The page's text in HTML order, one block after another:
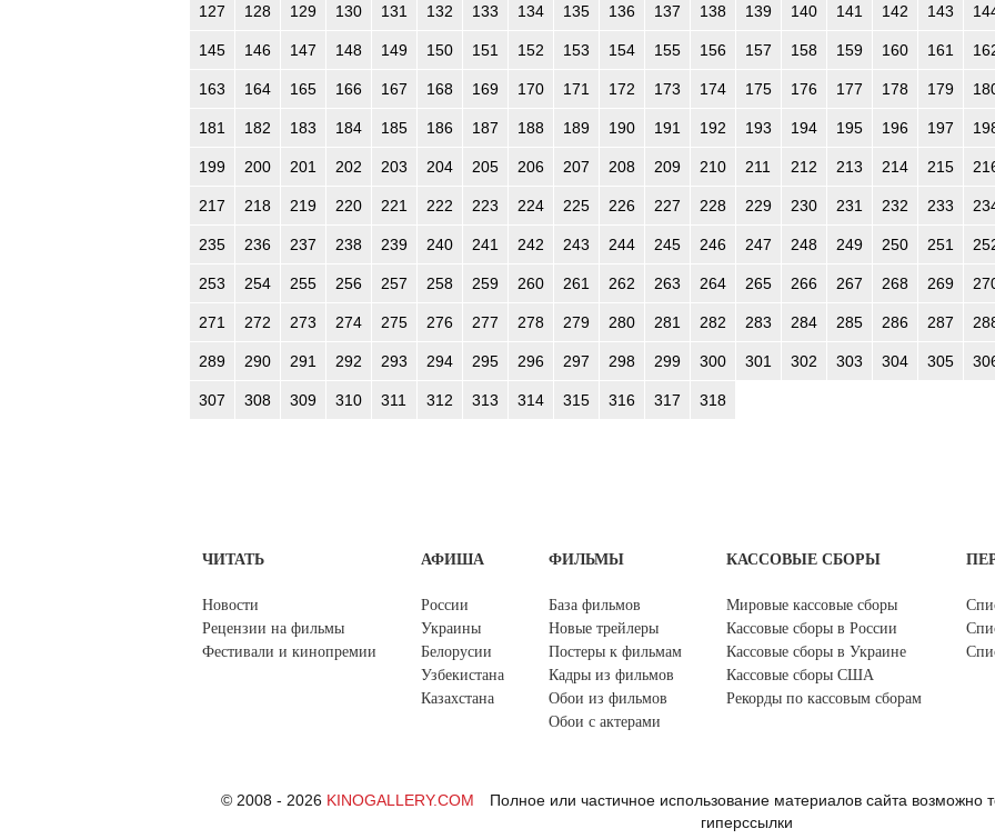
127 128 129 130 131 132 133 134 135 136 137 138 139 140 141 142 143
145 146 147 148 149 150 151 152 153 154 155 156 157 158 159 160 161
163 164 165 166 167 168 169 170 171 172 173 174 175 176 177 178 179
181 182 183 184 185 186 187 188 189 190 191 192 193 194 195 196 197
199 200 201 202 203 204 205 206 207 208 209 210 211 212 213 214 215
217 218 219 220 221 222 223 224 225 226 227 228 229 230 231 232 233
235 236 237 238 239 240 241 242 243 244 245 246 247 248 249 250 251
253 254 255 256 257 258 259 260 261 262 263 264 265 266 267 268 269
271 272 273 274 275 276 277 278 279 280 281 282 283 284 285 286 287
289 290 291 292 293 294 295 296 297 298 299 300 301 302 303 304 305
307 308 309 310 311 312 313 314 315 316 317 318
ЧИТАТЬ
Новости
Рецензии на фильмы
Фестивали и кинопремии
АФИША
России
Украины
Белорусии
Узбекистана
Казахстана
ФИЛЬМЫ
База фильмов
Новые трейлеры
Постеры к фильмам
Кадры из фильмов
Обои из фильмов
Обои с актерами
КАССОВЫЕ СБОРЫ
Мировые кассовые сборы
Кассовые сборы в России
Кассовые сборы в Украине
Кассовые сборы США
Рекорды по кассовым сборам
© 2008 - 2026 KINOGALLERY.COM
Полное или частичное использование материалов сайта возможно
гиперссылки